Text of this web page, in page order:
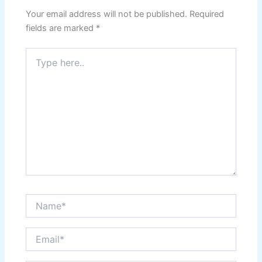
k
Your email address will not be published. Required
fields are marked *
here..